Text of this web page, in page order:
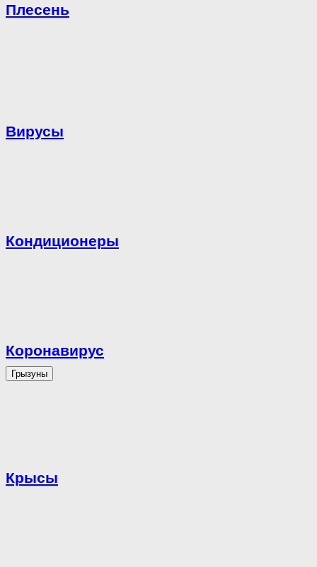
Плесень
Вирусы
Кондиционеры
Коронавирус
Грызуны
Крысы